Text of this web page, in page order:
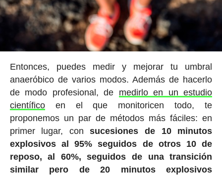
Entonces, puedes medir y mejorar tu umbral
anaeróbico de varios modos. Además de hacerlo
de modo profesional, de medirlo en un estudio
científicoen el que monitoricen todo, te
proponemos un par de métodos más fáciles: en
primer lugar, consucesiones de 10 minutos
explosivos al 95% seguidos de otros 10 de
reposo, al 60%, seguidos de una transición
similar pero de 20 minutos explosivos